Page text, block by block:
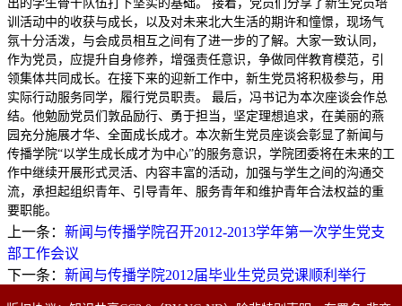
出的学生骨干队伍打下坚实的基础。 接着，党员们分享了新生党员培
训活动中的收获与成长，以及对未来北大生活的期许和憧憬，现场气
氛十分活泼，与会成员相互之间有了进一步的了解。大家一致认同，
作为党员，应提升自身修养，增强责任意识，争做同伴教育模范，引
领集体共同成长。在接下来的迎新工作中，新生党员将积极参与，用
实际行动服务同学，履行党员职责。 最后，冯书记为本次座谈会作总
结。他勉励党员们敦品励行、勇于担当，坚定理想追求，在美丽的燕
园充分施展才华、全面成长成才。本次新生党员座谈会彰显了新闻与
传播学院“以学生成长成才为中心”的服务意识，学院团委将在未来的工
作中继续开展形式灵活、内容丰富的活动，加强与学生之间的沟通交
流，承担起组织青年、引导青年、服务青年和维护青年合法权益的重
要职能。
上一条： 新闻与传播学院召开2012-2013学年第一次学生党支
部工作会议
下一条： 新闻与传播学院2012届毕业生党员党课顺利举行